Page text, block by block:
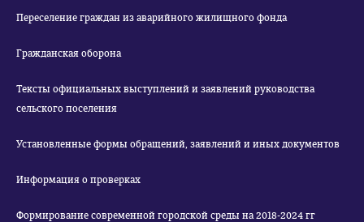
Переселение граждан из аварийного жилищного фонда
Гражданская оборона
Тексты официальных выступлений и заявлений руководства
сельского поселения
Установленные формы обращений, заявлений и иных документов
Информация о проверках
Формирование современной городской среды на 2018-2024 гг